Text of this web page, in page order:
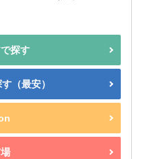
探す
（最安）